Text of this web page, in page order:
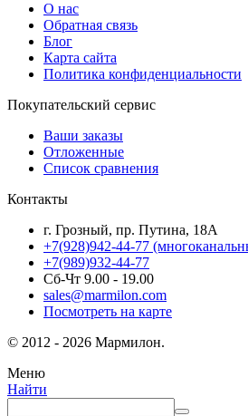
О нас
Обратная связь
Блог
Карта сайта
Политика конфиденциальности
Покупательский сервис
Ваши заказы
Отложенные
Список сравнения
Контакты
г. Грозный, пр. Путина, 18А
+7(928)942-44-77
+7(989)932-44-77
Сб-Чт 9.00 - 19.00
sales@marmilon.com
Посмотреть на карте
© 2012 - 2026 Мармилон.
Меню
Найти